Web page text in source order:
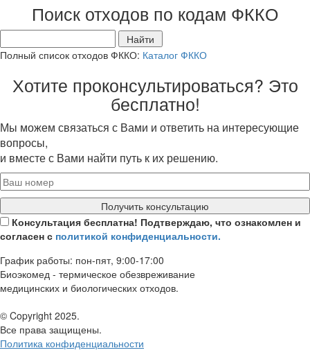
Поиск отходов по кодам ФККО
Найти
Полный список отходов ФККО: Каталог ФККО
Хотите проконсультироваться? Это
бесплатно!
Мы можем связаться с Вами и ответить на интересующие
вопросы,
и вместе с Вами найти путь к их решению.
Получить консультацию
Консультация бесплатна! Подтверждаю, что ознакомлен и
согласен с политикой конфиденциальности.
График работы: пон-пят, 9:00-17:00
Биоэкомед - термическое обезвреживание
медицинских и биологических отходов.
© Copyright 2025.
Все права защищены.
Политика конфиденциальности